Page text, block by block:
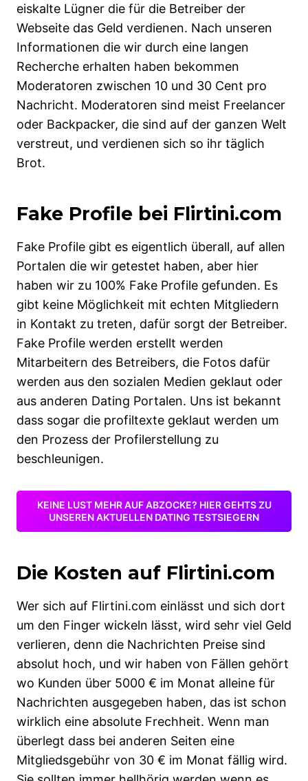
eiskalte Lügner die für die Betreiber der
Webseite das Geld verdienen. Nach unseren
Informationen die wir durch eine langen
Recherche erhalten haben bekommen
Moderatoren zwischen 10 und 30 Cent pro
Nachricht. Moderatoren sind meist Freelancer
oder Backpacker, die sind auf der ganzen Welt
verstreut, und verdienen sich so ihr täglich
Brot.
Fake Profile bei Flirtini.com
Fake Profile gibt es eigentlich überall, auf allen
Portalen die wir getestet haben, aber hier
haben wir zu 100% Fake Profile gefunden. Es
gibt keine Möglichkeit mit echten Mitgliedern
in Kontakt zu treten, dafür sorgt der Betreiber.
Fake Profile werden erstellt werden
Mitarbeitern des Betreibers, die Fotos dafür
werden aus den sozialen Medien geklaut oder
aus anderen Dating Portalen. Uns ist bekannt
dass sogar die profiltexte geklaut werden um
den Prozess der Profilerstellung zu
beschleunigen.
KEINE LUST MEHR AUF ABZOCKE? HIER GEHTS ZU
UNSEREN AKTUELLEN DATING TESTSIEGERN
Die Kosten auf Flirtini.com
Wer sich auf Flirtini.com einlässt und sich dort
um den Finger wickeln lässt, wird sehr viel Geld
verlieren, denn die Nachrichten Preise sind
absolut hoch, und wir haben von Fällen gehört
wo Kunden über 5000 € im Monat alleine für
Nachrichten ausgegeben haben, das ist schon
wirklich eine absolute Frechheit. Wenn man
überlegt dass bei anderen Seiten eine
Mitgliedsgebühr von 30 € im Monat fällig wird.